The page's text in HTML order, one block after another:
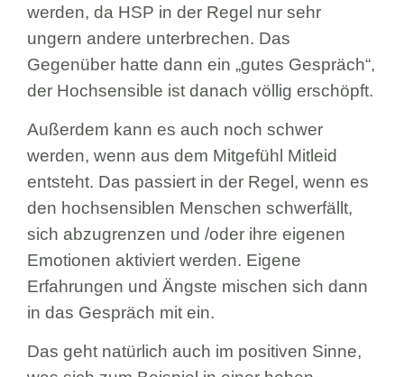
werden, da HSP in der Regel nur sehr
ungern andere unterbrechen. Das
Gegenüber hatte dann ein „gutes Gespräch“,
der Hochsensible ist danach völlig erschöpft.
Außerdem kann es auch noch schwer
werden, wenn aus dem Mitgefühl Mitleid
entsteht. Das passiert in der Regel, wenn es
den hochsensiblen Menschen schwerfällt,
sich abzugrenzen und /oder ihre eigenen
Emotionen aktiviert werden. Eigene
Erfahrungen und Ängste mischen sich dann
in das Gespräch mit ein.
Das geht natürlich auch im positiven Sinne,